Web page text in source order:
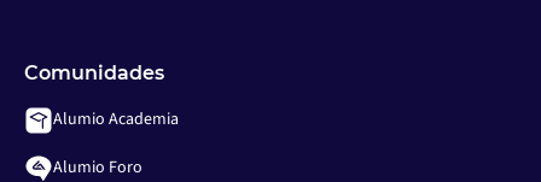
Comunidades
Alumio Academia
Alumio Foro